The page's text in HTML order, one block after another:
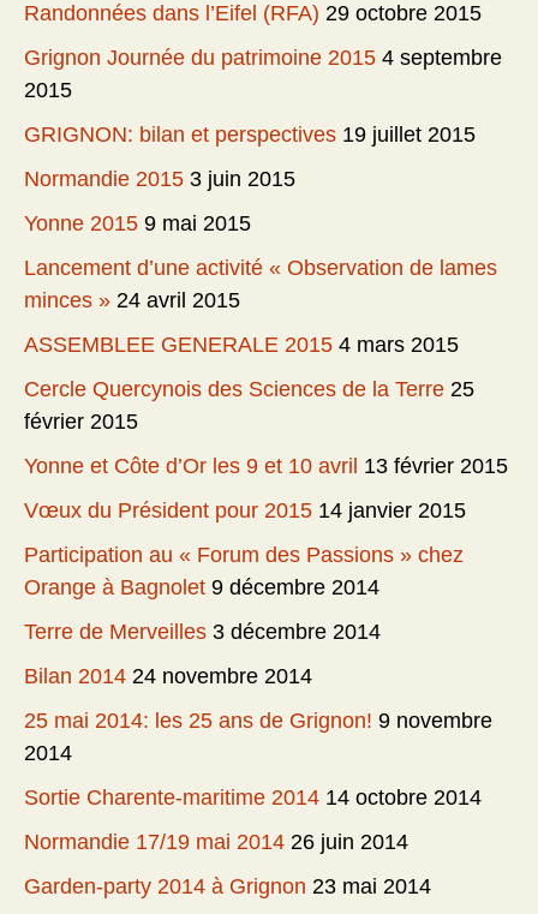
Randonnées dans l’Eifel (RFA) 29 octobre 2015
Grignon Journée du patrimoine 2015 4 septembre
2015
GRIGNON: bilan et perspectives 19 juillet 2015
Normandie 2015 3 juin 2015
Yonne 2015 9 mai 2015
Lancement d’une activité « Observation de lames
minces » 24 avril 2015
ASSEMBLEE GENERALE 2015 4 mars 2015
Cercle Quercynois des Sciences de la Terre 25
février 2015
Yonne et Côte d’Or les 9 et 10 avril 13 février 2015
Vœux du Président pour 2015 14 janvier 2015
Participation au « Forum des Passions » chez
Orange à Bagnolet 9 décembre 2014
Terre de Merveilles 3 décembre 2014
Bilan 2014 24 novembre 2014
25 mai 2014: les 25 ans de Grignon! 9 novembre
2014
Sortie Charente-maritime 2014 14 octobre 2014
Normandie 17/19 mai 2014 26 juin 2014
Garden-party 2014 à Grignon 23 mai 2014